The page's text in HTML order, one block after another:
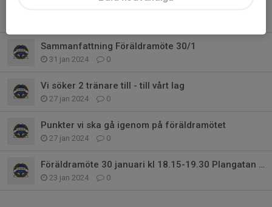
Sammanfattning Föräldramöte 30/1
31 jan 2024 0
Vi söker 2 tränare till - till vårt lag
27 jan 2024 0
Punkter vi ska gå igenom på föräldramötet
27 jan 2024 0
Föräldramöte 30 januari kl 18.15-19.30 Plangatan vid 4A
23 jan 2024 0